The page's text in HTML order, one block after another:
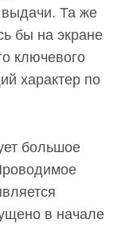
выдачи. Та же
бы на экране
ключевого
характер по
большое
в начале